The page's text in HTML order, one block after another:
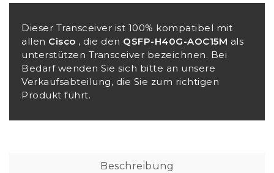
Dieser Transceiver ist 100% kompatibel mit
allen Cisco , die den QSFP-H40G-AOC15M als
unterstützen Transceiver bezeichnen. Bei
Bedarf wenden Sie sich bitte an unsere
Verkaufsabteilung, die Sie zum richtigen
Produkt führt.
Beschreibung